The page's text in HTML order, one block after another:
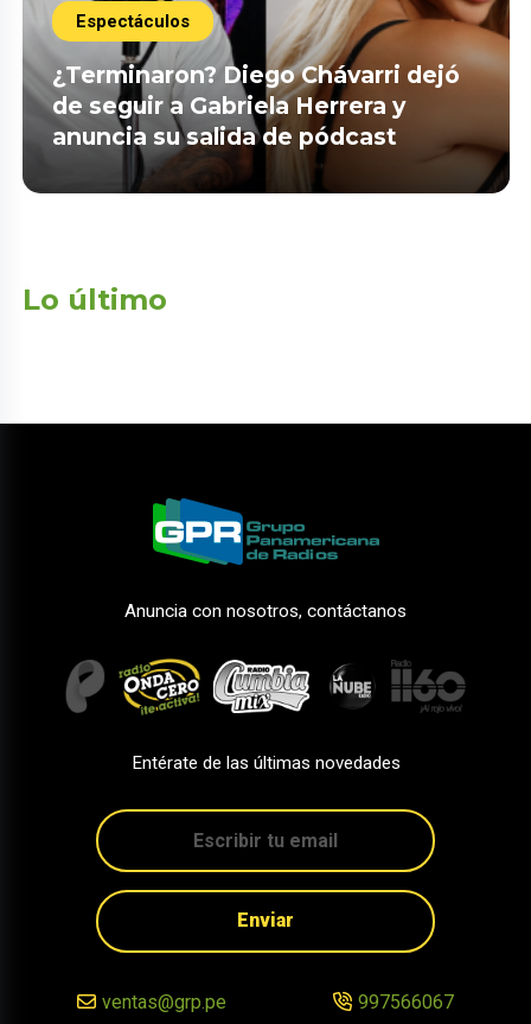
Espectáculos
¿Terminaron? Diego Chávarri dejó
de seguir a Gabriela Herrera y
anuncia su salida de pódcast
Lo último
Anuncia con nosotros, contáctanos
Entérate de las últimas novedades
Enviar
ventas@grp.pe 997566067